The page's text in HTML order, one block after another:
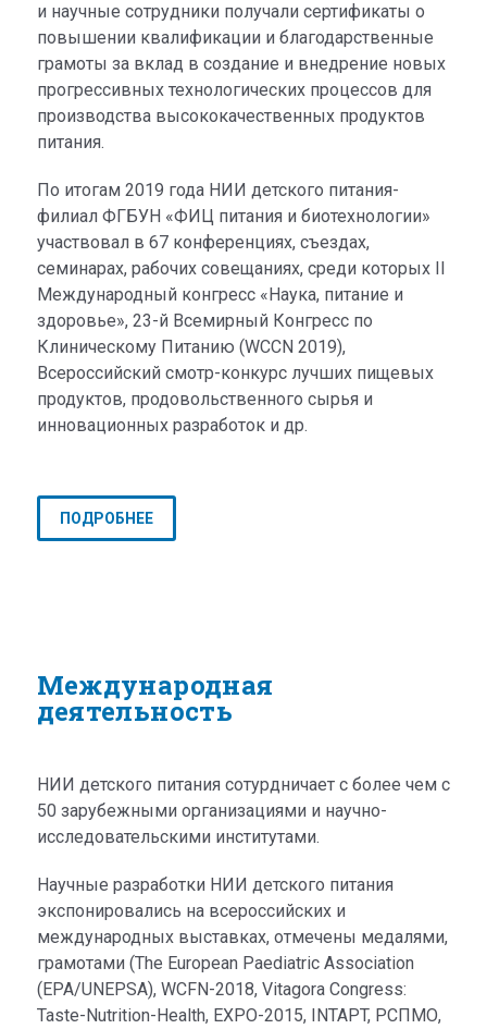
и научные сотрудники получали сертификаты о
повышении квалификации и благодарственные
грамоты за вклад в создание и внедрение новых
прогрессивных технологических процессов для
производства высококачественных продуктов
питания.
По итогам 2019 года НИИ детского питания-
филиал ФГБУН «ФИЦ питания и биотехнологии»
участвовал в 67 конференциях, съездах,
семинарах, рабочих совещаниях, среди которых II
Международный конгресс «Наука, питание и
здоровье», 23-й Всемирный Конгресс по
Клиническому Питанию (WCCN 2019),
Всероссийский смотр-конкурс лучших пищевых
продуктов, продовольственного сырья и
инновационных разработок и др.
ПОДРОБНЕЕ
Международная
деятельность
НИИ детского питания сотурдничает с более чем с
50 зарубежными организациями и научно-
исследовательскими институтами.
Научные разработки НИИ детского питания
экспонировались на всероссийских и
международных выставках, отмечены медалями,
грамотами (The European Paediatric Association
(EPA/UNEPSA), WCFN-2018, Vitagora Congress:
Taste-Nutrition-Health, EXPO-2015, INTAPT, РСПМО,